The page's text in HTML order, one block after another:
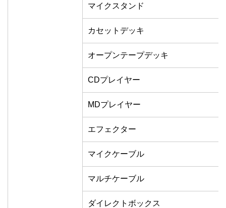
マイクスタンド
カセットデッキ
オープンテープデッキ
CDプレイヤー
MDプレイヤー
エフェクター
マイクケーブル
マルチケーブル
ダイレクトボックス